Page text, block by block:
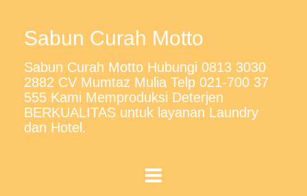
Sabun Curah Motto
Sabun Curah Motto Hubungi 0813 3030
2882 CV Mumtaz Mulia Telp 021-700 37
555 Kami Memproduksi Deterjen
BERKUALITAS untuk layanan Laundry
dan Hotel.